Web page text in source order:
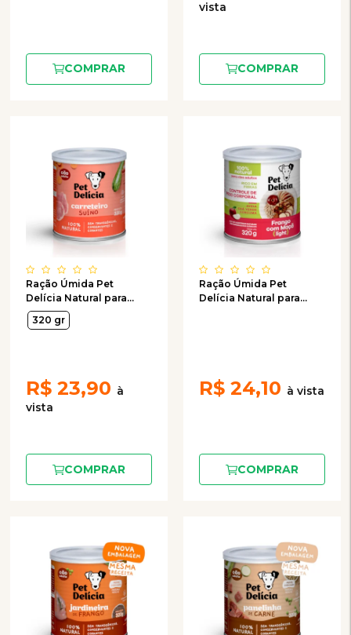
COMPRAR COMPRAR
Ração Úmida Pet
Delícia Natural para
Cães Adultos Sabor
Carreteiro Suíno 320g
320 gr
R$ 23,90
COMPRAR
Ração Úmida Pet
Delícia Natural para
R$ 24,10
COMPRAR